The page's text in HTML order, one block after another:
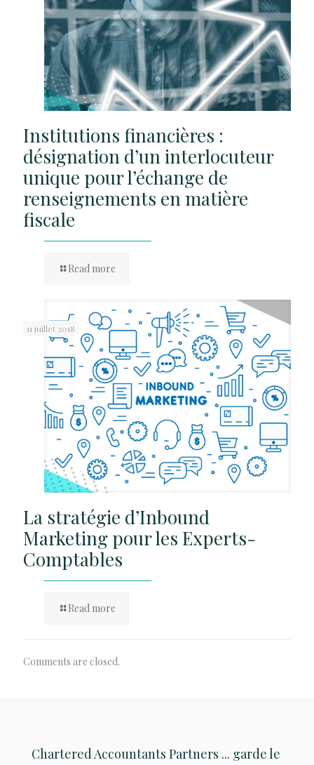
Institutions financières :
désignation d’un interlocuteur
unique pour l’échange de
renseignements en matière
fiscale
Read more
11 juillet 2018
La stratégie d’Inbound
Marketing pour les Experts-
Comptables
Read more
Comments are closed.
Chartered Accountants Partners ... garde le